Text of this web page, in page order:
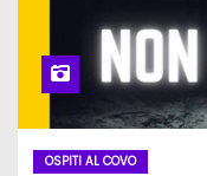
OSPITI AL COVO